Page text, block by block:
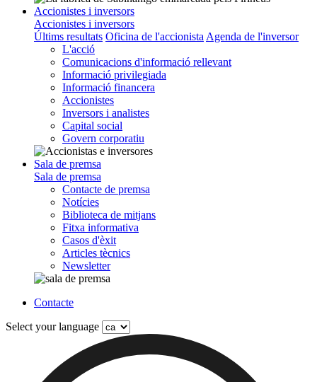
Accionistes i inversors
Accionistes i inversors
Últims resultats Oficina de l'accionista Agenda de l'inversor
L'acció
Comunicacions d'informació rellevant
Informació privilegiada
Informació financera
Accionistes
Inversors i analistes
Capital social
Govern corporatiu
Sala de premsa
Sala de premsa
Contacte de premsa
Notícies
Biblioteca de mitjans
Fitxa informativa
Casos d'èxit
Articles tècnics
Newsletter
Contacte
Select your language